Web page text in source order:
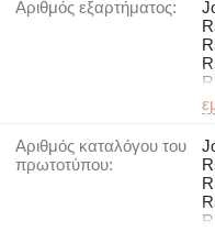
Αριθμός εξαρτήματος:
Αριθμός καταλόγου του
πρωτοτύπου: